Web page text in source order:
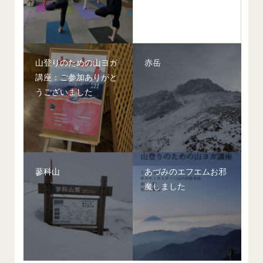
山登りのための山ヨガ
講座：ご参加ありがと
うございました
赤岳
蓼科山
あづみのエフエムお邪
魔しました